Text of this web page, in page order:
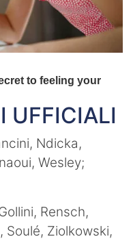
UFFICIALI
Ndicka,
Wesley;
Rensch,
Soulé, Ziolkowski,